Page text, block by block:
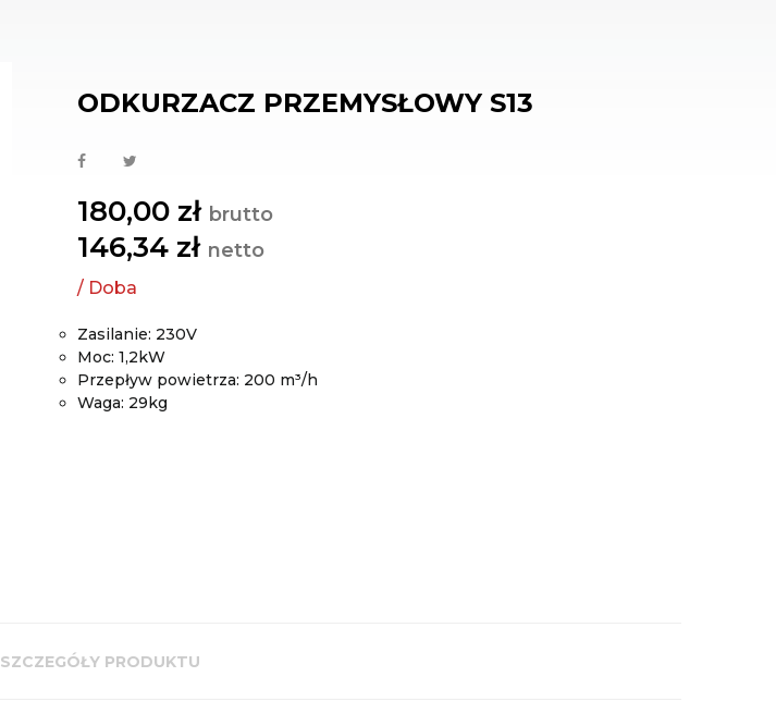
ODKURZACZ PRZEMYSŁOWY S13
180,00 zł brutto
146,34 zł netto
Zasilanie: 230V
Moc: 1,2kW
Przepływ powietrza: 200 m³/h
Waga: 29kg
SZCZEGÓŁY PRODUKTU